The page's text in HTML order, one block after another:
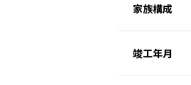
家族構成
竣工年月